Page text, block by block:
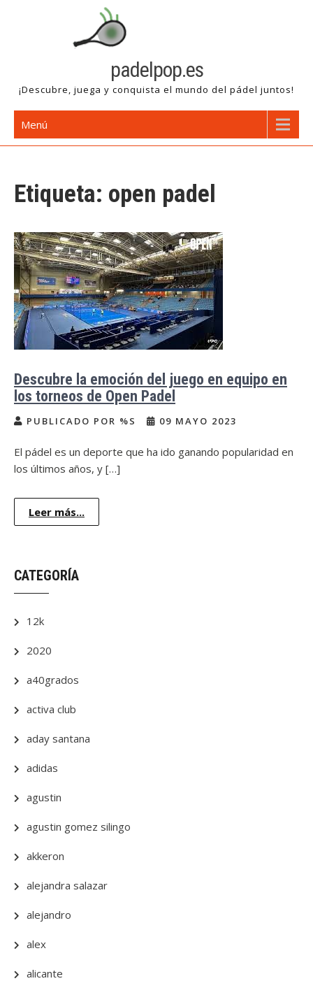
padelpop.es
¡Descubre, juega y conquista el mundo del pádel juntos!
Menú
Etiqueta: open padel
Descubre la emoción del juego en equipo en
los torneos de Open Padel
PUBLICADO POR %S 09 MAYO 2023
El pádel es un deporte que ha ido ganando popularidad en
los últimos años, y […]
Leer más...
CATEGORÍA
12k
2020
a40grados
activa club
aday santana
adidas
agustin
agustin gomez silingo
akkeron
alejandra salazar
alejandro
alex
alicante